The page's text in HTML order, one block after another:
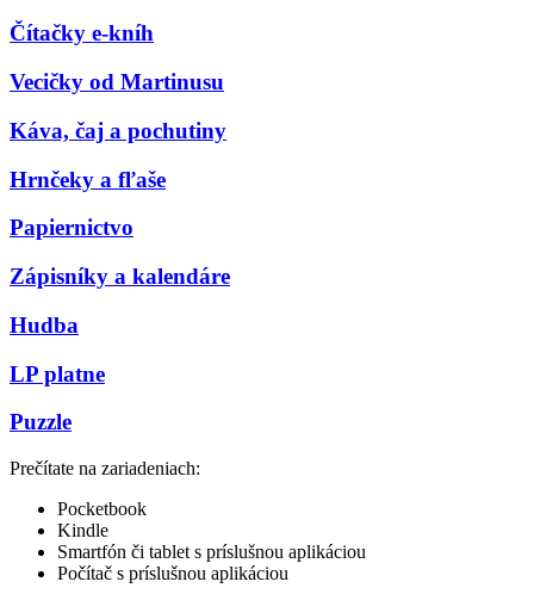
Čítačky e-kníh
Vecičky od Martinusu
Káva, čaj a pochutiny
Hrnčeky a fľaše
Papiernictvo
Zápisníky a kalendáre
Hudba
LP platne
Puzzle
Prečítate na zariadeniach:
Pocketbook
Kindle
Smartfón či tablet s príslušnou aplikáciou
Počítač s príslušnou aplikáciou